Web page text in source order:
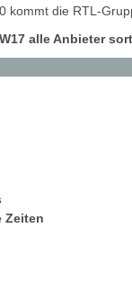
kommt die RTL-
alle Anbieter
Zeiten